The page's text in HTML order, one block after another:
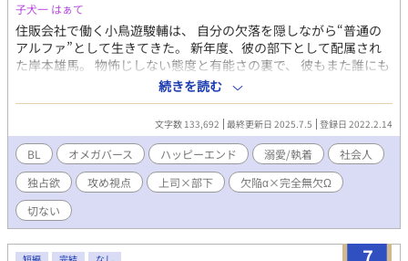
子犬一 はぁて
住販会社で働く小鳥遊駿輔は、 自分の欠落を隠しながら“普通の
アルファ”として生きてきた。 新年度、彼の部下として配属され
た岸本雄馬。 物怖じしない態度と有能さの裏で、 彼もまた誰にも
言えない秘密を抱えていた。 偶然から互いの秘密を知った二人
は、 互いの秘密を守るために「ビジネスの番という契約」を結
ぶ。 それは運命でも愛でもない、 合理的で大人な関係のはずだっ
た――。 自己否定を抱えた二人が出会い、 少しずつ自分を肯定し
ていく 救済のセラピーオメガバースBL。 ※この作品はフィクショ
ンです。オメガバースの世界観をベースにしています。一部独自
設定あり(作中説明あり) ※主に攻め視点／一部受け視点あり ※誤
字 横溝課長 ⇒ 正 横溝本部長 (現在修正中です) ※誤字 百田部長⇒
正 百田先輩 (現在修正中です)
続きを読む
文字数 133,692 最終更新日 2025.7.5 登録日 2022.2.14
BL オメガバース ハッピーエンド 溺愛/執着
社会人
独占欲
攻め視点 上司×部下
欠陥α×完全無欠Ω
切ない